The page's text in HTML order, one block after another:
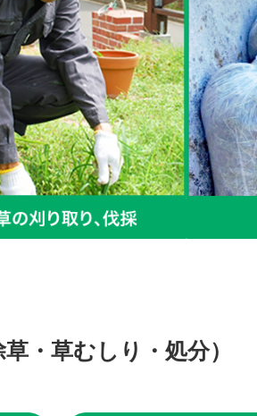
・草むしり・処分）